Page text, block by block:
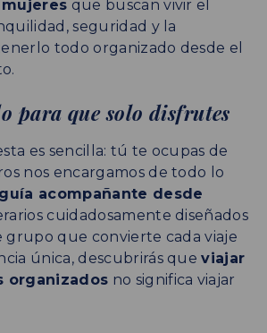
mujeres que buscan vivir el
seguridad y la
todo organizado desde el
para que solo disfrutes
es sencilla: tú te ocupas de
nos encargamos de todo lo
guía acompañante desde
cuidadosamente diseñados
que convierte cada viaje
única, descubrirás queviajar
organizados no significa viajar